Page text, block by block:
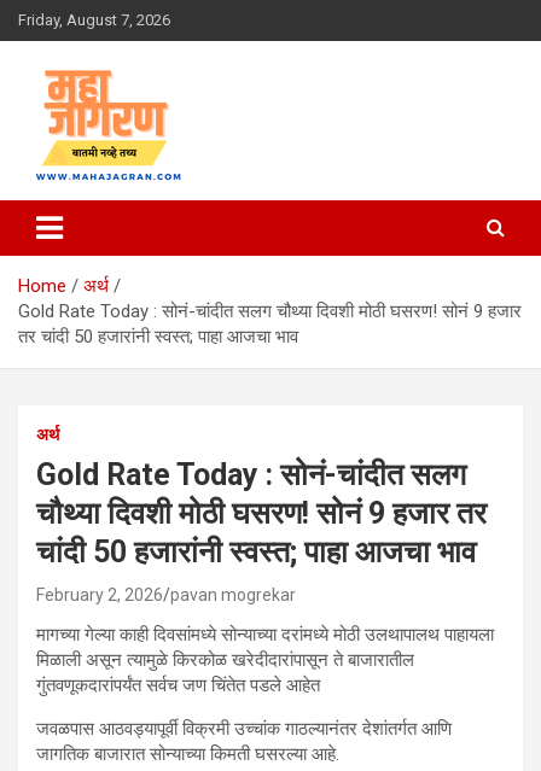
Skip
to
Friday, August 7, 2026
महा जागरण
Home
अर्थ
Gold Rate Today : सोनं-चांदीत सलग चौथ्या दिवशी मोठी घसरण! सोनं 9 हजार
तर चांदी 50 हजारांनी स्वस्त; पाहा आजचा भाव
अर्थ
Gold Rate Today : सोनं-चांदीत सलग
चौथ्या दिवशी मोठी घसरण! सोनं 9 हजार तर
चांदी 50 हजारांनी स्वस्त; पाहा आजचा भाव
February 2, 2026 pavan mogrekar
मागच्या गेल्या काही दिवसांमध्ये सोन्याच्या दरांमध्ये मोठी उलथापालथ पाहायला
मिळाली असून त्यामुळे किरकोळ खरेदीदारांपासून ते बाजारातील
गुंतवणूकदारांपर्यंत सर्वच जण चिंतेत पडले आहेत
जवळपास आठवड्यापूर्वी विक्रमी उच्चांक गाठल्यानंतर देशांतर्गत आणि
जागतिक बाजारात सोन्याच्या किमती घसरल्या आहे.